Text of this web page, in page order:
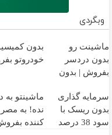
وبگردی
ماشینت رو
بدون دردسر
بفروش | بدون
بدون
خودروتو
سرمایه گذاری
بدون ریسک با
سود 38 درصد
ماشینتو به
نده! به
کننده